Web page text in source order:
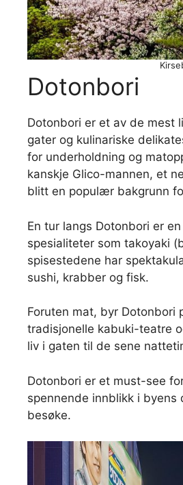
Dotonbori
Dotonbori er et av de mest
gater og kulinariske
for underholdning og
kanskje Glico-mannen, et
blitt en populær bakgrunn
En tur langs Dotonbori er
spesialiteter som takoyaki
spisestedene har
sushi, krabber og fisk.
Foruten mat, byr
tradisjonelle kabuki-teatre
liv i gaten til de sene
Dotonbori er et must-see
spennende innblikk i
besøke.